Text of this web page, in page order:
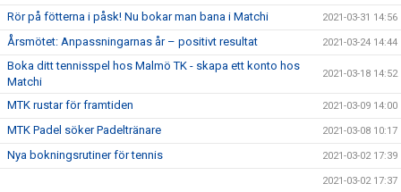
Rör på fötterna i påsk! Nu bokar man bana i Matchi 2021-03-31 14:56
Årsmötet: Anpassningarnas år – positivt resultat 2021-03-24 14:44
Boka ditt tennisspel hos Malmö TK - skapa ett konto hos
Matchi
2021-03-18 14:52
MTK rustar för framtiden 2021-03-09 14:00
MTK Padel söker Padeltränare 2021-03-08 10:17
Nya bokningsrutiner för tennis 2021-03-02 17:39
2021-03-02 17:37